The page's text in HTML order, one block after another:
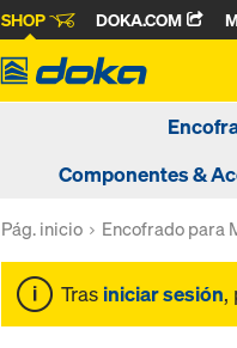
SHOP DOKA.COM
Componentes &
Pág. inicio Encofrado para
Tras iniciar sesión,